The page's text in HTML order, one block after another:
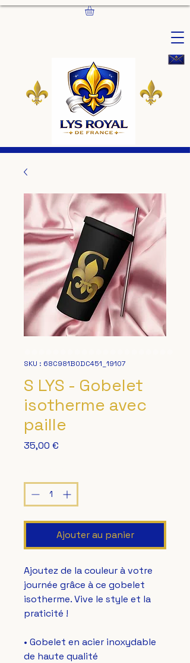
SKU : 68C981B0DC451_19107
S LYS - Gobelet
isotherme avec
paille
35,00 €
Ajouter au panier
Ajoutez de la couleur à votre
journée grâce à ce gobelet
isotherme. Vive le style et la
praticité !
• Gobelet en acier inoxydable
de haute qualité